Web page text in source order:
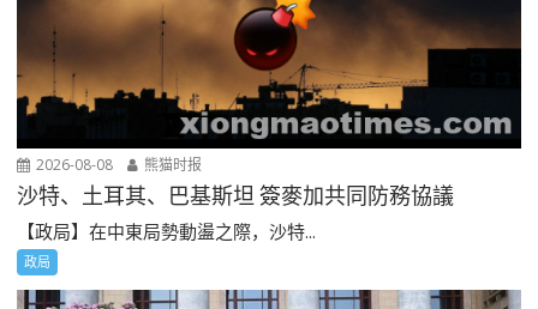
2026-08-08 熊猫时报
沙特、土耳其、巴基斯坦 簽麥加共同防務協議
【政局】在中東局勢動盪之際，沙特...
政局